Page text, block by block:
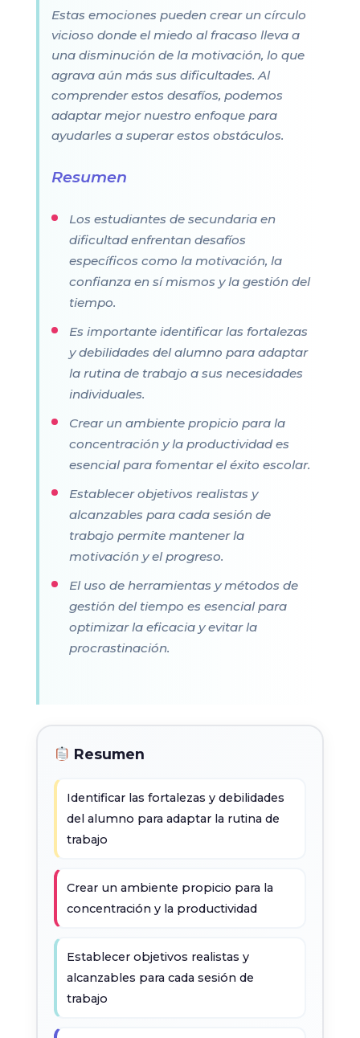
Estas emociones pueden crear un círculo
vicioso donde el miedo al fracaso lleva a
una disminución de la motivación, lo que
agrava aún más sus dificultades. Al
comprender estos desafíos, podemos
adaptar mejor nuestro enfoque para
ayudarles a superar estos obstáculos.
Resumen
Los estudiantes de secundaria en
dificultad enfrentan desafíos
específicos como la motivación, la
confianza en sí mismos y la gestión del
tiempo.
Es importante identificar las fortalezas
y debilidades del alumno para adaptar
la rutina de trabajo a sus necesidades
individuales.
Crear un ambiente propicio para la
concentración y la productividad es
esencial para fomentar el éxito escolar.
Establecer objetivos realistas y
alcanzables para cada sesión de
trabajo permite mantener la
motivación y el progreso.
El uso de herramientas y métodos de
gestión del tiempo es esencial para
optimizar la eficacia y evitar la
procrastinación.
Resumen
Identificar las fortalezas y debilidades
del alumno para adaptar la rutina de
trabajo
Crear un ambiente propicio para la
concentración y la productividad
Establecer objetivos realistas y
alcanzables para cada sesión de
trabajo